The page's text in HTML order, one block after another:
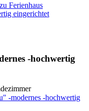
Ferienhaus
eingerichtet
-hochwertig
-modernes -hochwertig